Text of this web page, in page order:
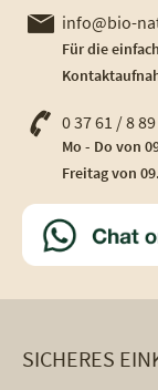
info@bio-
Für die
0 37 61 / 8
Mo - Do von
Freitag von
SICHERES